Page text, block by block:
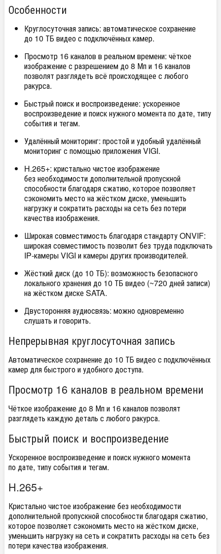
Особенности
Круглосуточная запись: автоматическое сохранение
до 10 ТБ видео с подключённых камер.
Просмотр 16 каналов в реальном времени: чёткое
изображение с разрешением до 8 Мп и 16 каналов
позволят разглядеть всё происходящее с любого
ракурса.
Быстрый поиск и воспроизведение: ускоренное
воспроизведение и поиск нужного момента по дате, типу
события и тегам.
Удалённый мониторинг: простой и удобный удалённый
мониторинг с помощью приложения VIGI.
H.265+: кристально чистое изображение
без необходимости дополнительной пропускной
способности благодаря сжатию, которое позволяет
сэкономить место на жёстком диске, уменьшить
нагрузку и сократить расходы на сеть без потери
качества изображения.
Широкая совместимость благодаря стандарту ONVIF:
широкая совместимость позволит без труда подключать
IP‑камеры VIGI и камеры других производителей.
Жёсткий диск (до 10 ТБ): возможность безопасного
локального хранения до 10 ТБ видео (~720 дней записи)
на жёстком диске SATA.
Двусторонняя аудиосвязь: можно одновременно
слушать и говорить.
Непрерывная круглосуточная запись
Автоматическое сохранение до 10 ТБ видео с подключённых
камер для быстрого и удобного доступа.
Просмотр 16 каналов в реальном времени
Чёткое изображение до 8 Мп и 16 каналов позволят
разглядеть каждую деталь с любого ракурса.
Быстрый поиск и воспроизведение
Ускоренное воспроизведение и поиск нужного момента
по дате, типу события и тегам.
H.265+
Кристально чистое изображение без необходимости
дополнительной пропускной способности благодаря сжатию,
которое позволяет сэкономить место на жёстком диске,
уменьшить нагрузку на сеть и сократить расходы на сеть без
потери качества изображения.